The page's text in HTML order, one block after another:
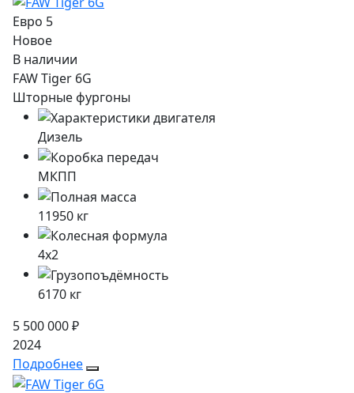
Евро 5
Новое
В наличии
FAW Tiger 6G
Шторные фургоны
Дизель
МКПП
11950 кг
4x2
6170 кг
5 500 000 ₽
2024
Подробнее